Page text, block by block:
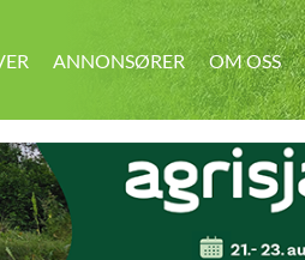
ANNONSØRER OM OSS